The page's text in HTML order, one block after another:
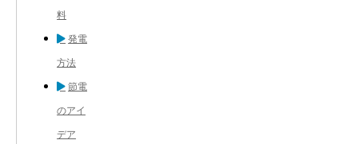
料
発電
方法
節電
のアイ
デア